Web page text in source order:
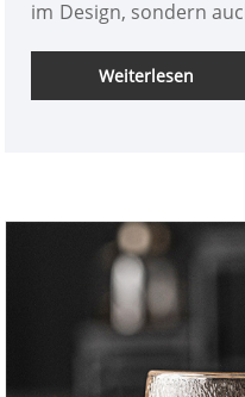
im Design, sondern
Anforderungen
für uns entscheiden,
Zusammenarbeit mit
Weiterlesen